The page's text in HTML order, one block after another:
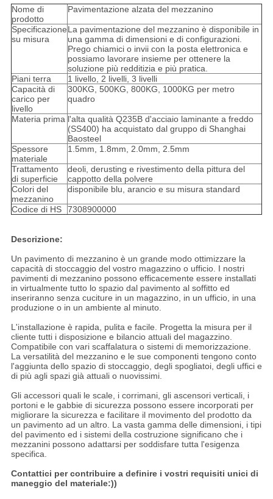
Nome di
prodotto
Pavimentazione alzata del mezzanino
Specificazione
su misura
La pavimentazione del mezzanino è disponibile in
una gamma di dimensioni e di configurazioni.
Prego chiamici o invii con la posta elettronica e
possiamo lavorare insieme per ottenere la
soluzione più redditizia e più pratica.
Piani terra
1 livello, 2 livelli, 3 livelli
Capacità di
carico per
livello
300KG, 500KG, 800KG, 1000KG per metro
quadro
Materia prima l'alta qualità Q235B d'acciaio laminante a freddo
(SS400) ha acquistato dal gruppo di Shanghai
Baosteel
Spessore
materiale
1.5mm, 1.8mm, 2.0mm, 2.5mm
Trattamento
di superficie
deoli, derusting e rivestimento della pittura del
cappotto della polvere
Colori del
mezzanino
disponibile blu, arancio e su misura standard
Codice di HS 7308900000
Descrizione:
Un pavimento di mezzanino è un grande modo ottimizzare la
capacità di stoccaggio del vostro magazzino o ufficio. I nostri
pavimenti di mezzanino possono efficacemente essere installati
in virtualmente tutto lo spazio dal pavimento al soffitto ed
inseriranno senza cuciture in un magazzino, in un ufficio, in una
produzione o in un ambiente al minuto.
L'installazione è rapida, pulita e facile. Progetta la misura per il
cliente tutti i disposizione e bilancio attuali del magazzino.
Compatibile con vari scaffalatura o sistemi di memorizzazione.
La versatilità del mezzanino e le sue componenti tengono conto
l'aggiunta dello spazio di stoccaggio, degli spogliatoi, degli uffici e
di più agli spazi già attuali o nuovissimi.
Gli accessori quali le scale, i corrimani, gli ascensori verticali, i
portoni e le gabbie di sicurezza possono essere incorporati per
migliorare la sicurezza e facilitare il movimento del prodotto da
un pavimento ad un altro. La vasta gamma delle dimensioni, i tipi
del pavimento ed i sistemi della costruzione significano che i
mezzanini possono adattarsi per soddisfare tutta l'esigenza
specifica.
Contattici per contribuire a definire i vostri requisiti unici di
maneggio del materiale:))